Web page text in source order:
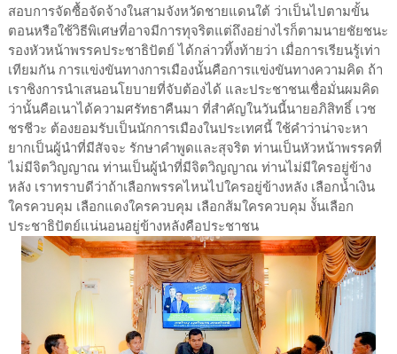
สอบการจัดซื้อจัดจ้างในสามจังหวัดชายแดนใต้ ว่าเป็นไปตามขั้น
ตอนหรือใช้วิธีพิเศษที่อาจมีการทุจริตแต่ถึงอย่างไรก็ตามนายชัยชนะ
รองหัวหน้าพรรคประชาธิปัตย์ ได้กล่าวทิ้งท้ายว่า เมื่อการเรียนรู้เท่า
เทียมกัน การแข่งขันทางการเมืองนั้นคือการแข่งขันทางความคิด ถ้า
เราชิงการนำเสนอนโยบายที่จับต้องได้ และประชาชนเชื่อมั่นผมคิด
ว่านั้นคือเนาได้ความศรัทธาคืนมา ที่สำคัญในวันนี้นายอภิสิทธิ์ เวช
ชรชีวะ ต้องยอมรับเป็นนักการเมืองในประเทศนี้ ใช้คำว่าน่าจะหา
ยากเป็นผู้นำที่มีสัจจะ รักษาคำพูดและสุจริต ท่านเป็นหัวหน้าพรรคที่
ไม่มีจิตวิญญาณ ท่านเป็นผู้นำที่มีจิตวิญญาณ ท่านไม่มีใครอยู่ข้าง
หลัง เราทราบดีว่าถ้าเลือกพรรคไหนไปใครอยู่ข้างหลัง เลือกน้ำเงิน
ใครควบคุม เลือกแดงใครควบคุม เลือกส้มใครควบคุม งั้นเลือก
ประชาธิปัตย์แน่นอนอยู่ข้างหลังคือประชาชน